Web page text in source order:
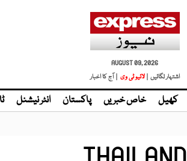
AUGUST 09, 2026
اشتہار لگائیں | لائیو ٹی وی | آج کا اخبار
کھیل خاص خبریں پاکستان انٹر نیشنل